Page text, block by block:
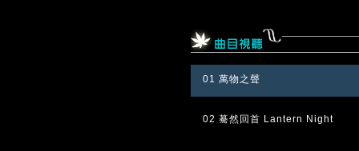
01 萬物之聲
02 驀然回首 Lantern Night